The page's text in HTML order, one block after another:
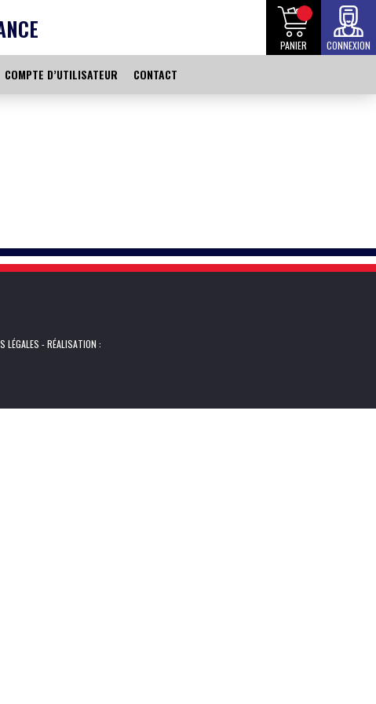
PANIER CONNEXION
COMPTE D’UTILISATEUR CONTACT
LÉGALES - RÉALISATION :